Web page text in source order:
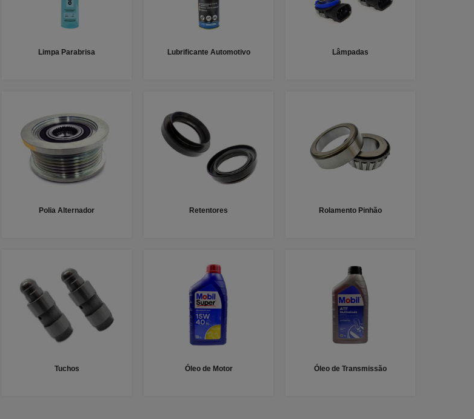
Limpa Parabrisa Lubrificante Automotivo Lâmpadas
Polia Alternador Retentores Rolamento Pinhão
Tuchos Óleo de Motor Óleo de Transmissão